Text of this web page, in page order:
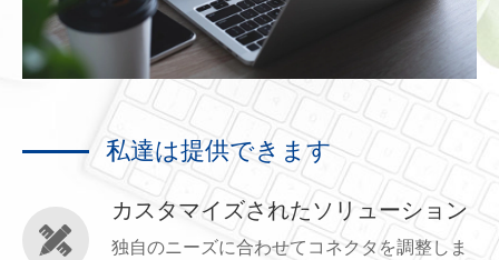
私達は提供できます

カスタマイズされたソリューション
独自のニーズに合わせてコネクタを調整しま